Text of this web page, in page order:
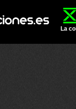
La